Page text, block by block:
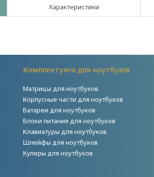
Характеристики
Комплектуючі для ноутбуків
Матрицы для ноутбуков
Корпусные части для ноутбуков
Батареи для ноутбуков
Блоки питания для ноутбуков
Клавиатуры для ноутбуков
Шлейфы для ноутбуков
Кулеры для ноутбуков